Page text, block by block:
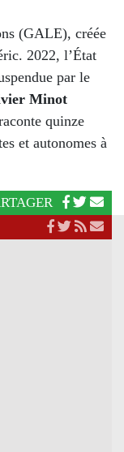
(GALE), créée
2022, l’État
par le
Minot
quinze
et autonomes à